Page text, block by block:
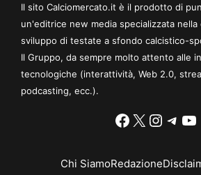
Il sito Calciomercato.it è il prodotto di
un'editrice new media specializzata nella
sviluppo di testate a sfondo calcistico-
Il Gruppo, da sempre molto attento alle
tecnologiche (interattività, Web 2.0,
podcasting, ecc.).
Facebook
X
Chi SiamoRedazione